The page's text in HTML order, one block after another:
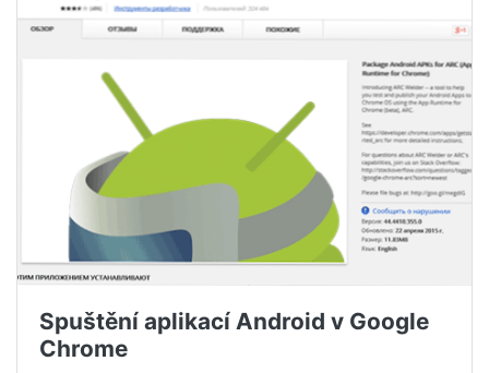
Spuštění aplikací Android v Google
Chrome